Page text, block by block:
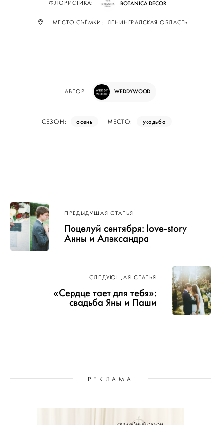
ФЛОРИСТИКА: BOTANICA DECOR
МЕСТО СЪЁМКИ: ЛЕНИНГРАДСКАЯ ОБЛАСТЬ
АВТОР: WEDDYWOOD
СЕЗОН: осень МЕСТО: усадьба
Навигация
по записям
ПРЕДЫДУЩАЯ СТАТЬЯ
Поцелуй сентября: love-story
Анны и Александра
СЛЕДУЮЩАЯ СТАТЬЯ
«Сердце тает для тебя»:
свадьба Яны и Паши
РЕКЛАМА